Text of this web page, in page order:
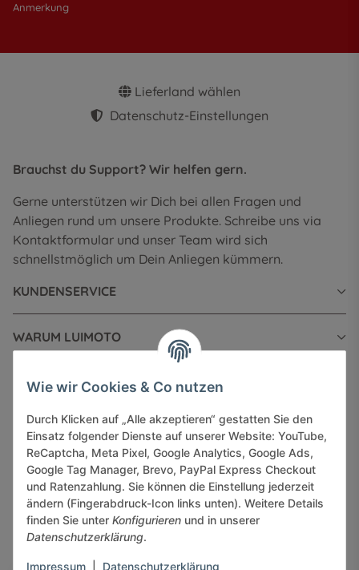
Anmerkung
Lieferland wählen
Datenschutz-Einstellungen
Brauchst du Support? Wir helfen gern.
Gerne unterstützen wir Dich bei allen Fragen und
Anliegen rund um unsere Produkte. Schreibe uns via
Kontaktformular und unser Team wird sich
schnellstmöglich um Dein Anliegen kümmern.
KUNDENSERVICE
WARUM LUIMOTO
INFORMATIONEN
GESETZLICHE INFORMATIONEN
Sicher bezahlen via:
Wie wir Cookies & Co nutzen
Durch Klicken auf „Alle akzeptieren“ gestatten Sie den
Einsatz folgender Dienste auf unserer Website: YouTube,
ReCaptcha, Meta Pixel, Google Analytics, Google Ads,
Google Tag Manager, Brevo, PayPal Express Checkout
und Ratenzahlung. Sie können die Einstellung jederzeit
ändern (Fingerabdruck-Icon links unten). Weitere Details
finden Sie unter Konfigurieren und in unserer
Datenschutzerklärung.
Impressum Datenschutzerklärung